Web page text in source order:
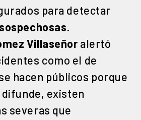
para detectar
.
Villaseñor alertó
como el de
hacen públicos porque
existen
severas que